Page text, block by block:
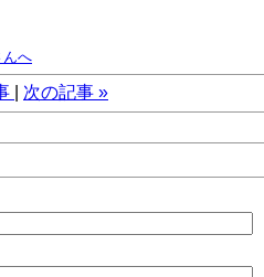
んへ
次の記事 »